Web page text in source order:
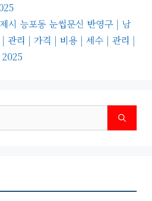
시 능포동 눈썹문신 반영구 | 남
관리 | 가격 | 비용 | 세수 | 관리 |